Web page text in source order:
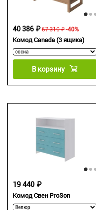
Комод Canada (3 ящика)
67 310 ₽
40 386 ₽ -40%
В корзину
Комод Свен ProSon
19 440 ₽